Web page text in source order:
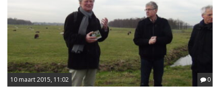
10 maart 2015, 11:02 0